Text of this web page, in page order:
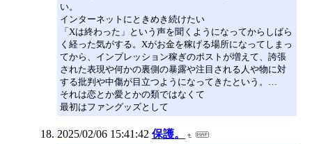
い。
インターネットにときめき続けたい
「Xは終わった」という声を聞くようになってからしばら
く経った気がする。Xがお金を稼げる場所になってしまっ
てから、インプレッション稼ぎのポストが増えて、誇張
された表現や何かの裏側の暴露や注目される人や物に対
する批判や中傷が目立つようになってきたという。…
それは恋とか愛とかの類ではなくて
最初はファングッズとして
2025/02/06 15:41:42 保護。